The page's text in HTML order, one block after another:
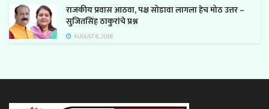
राजकीय प्रवास आठवा, पक्ष सोडावा लागला हेच मोठ उत्तर –
सुजितसिंह ठाकुरांचे प्रश्न
AUGUST 6, 2026